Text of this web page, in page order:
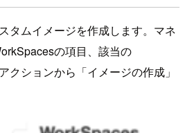
タムイメージを作成します。マネ
の項目、該当の
クションから「イメージの作成」